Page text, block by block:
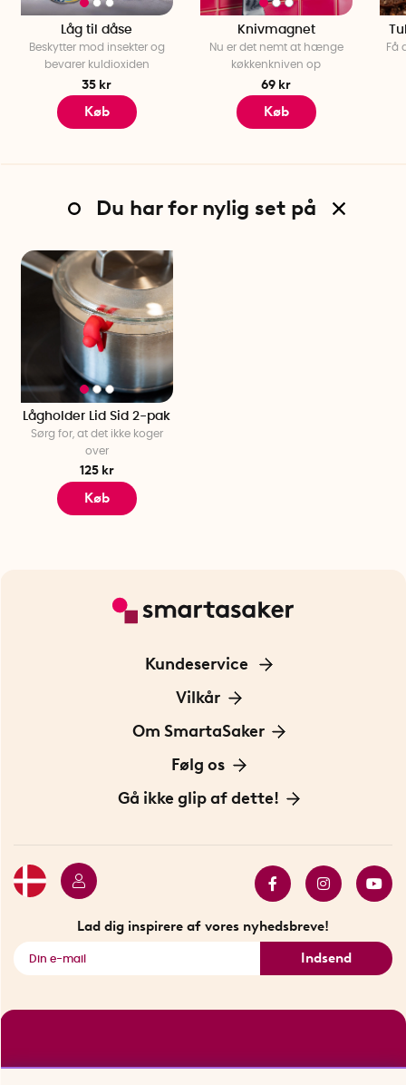
Låg til dåse
Beskytter mod insekter og
bevarer kuldioxiden
35 kr
Køb
Knivmagnet
Nu er det nemt at hænge
køkkenkniven op
69 kr
Køb
Få
Du har for nylig set på
Lågholder Lid Sid 2-pak
Sørg for, at det ikke koger
over
125 kr
Køb
Kundeservice
Kontakt os
Vilkår
Information om cookies
Privatlivspolitik
Om SmartaSaker
Om os
Vores historie
Følg os
Opfindere
Gå ikke glip af dette!
Se alle smarte produkter
Lad dig inspirere af vores nyhedsbreve!
Indsend